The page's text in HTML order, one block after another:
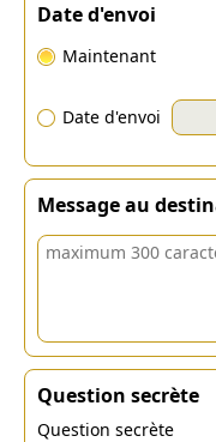
Date d'envoi
Maintenant
Date d'envoi
Message au
Question secrète
Question secrète